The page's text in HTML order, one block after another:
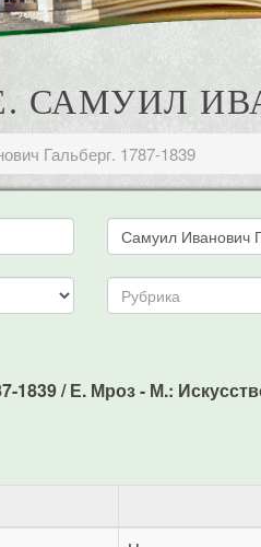
САМУИЛ
Гальберг. 1787-1839
/ Е. Мроз - М.: